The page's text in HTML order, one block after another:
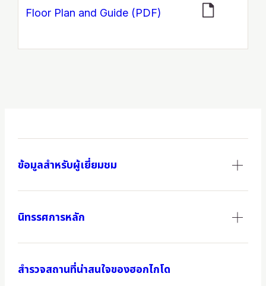
Floor Plan and Guide (PDF)
ข้อมูลสำหรับผู้เยี่ยมชม
นิทรรศการหลัก
สำรวจสถานที่น่าสนใจของฮอกไกโด